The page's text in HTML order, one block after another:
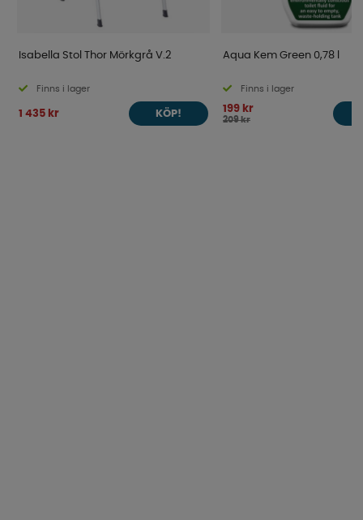
Isabella Stol Thor Mörkgrå V.2
Finns i lager
1 435 kr KÖP!
Aqua Kem Green 0,78 l
Finns i lager
199 kr
209 kr